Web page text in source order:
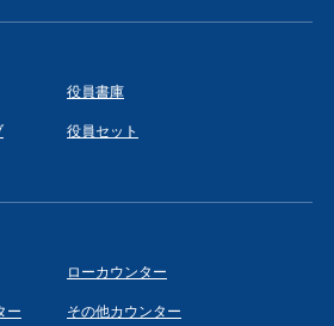
役員書庫
役員セット
ローカウンター
ー その他カウンター